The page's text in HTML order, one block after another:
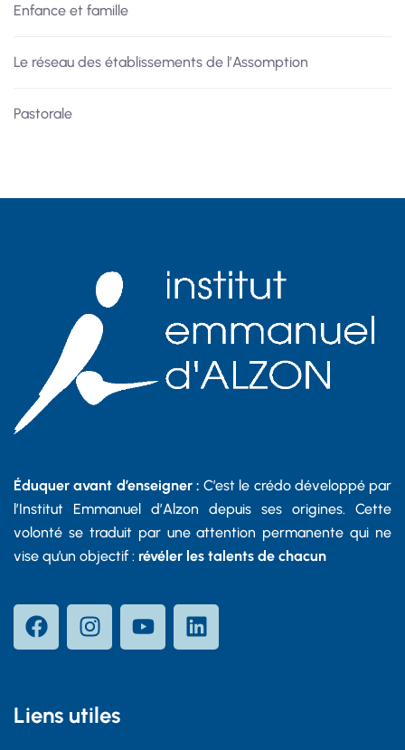
Enfance et famille
Le réseau des établissements de l’Assomption
Pastorale
Éduquer avant d’enseigner : C’est le crédo développé par
l’Institut Emmanuel d’Alzon depuis ses origines. Cette
volonté se traduit par une attention permanente qui ne
vise qu’un objectif : révéler les talents de chacun
Liens utiles